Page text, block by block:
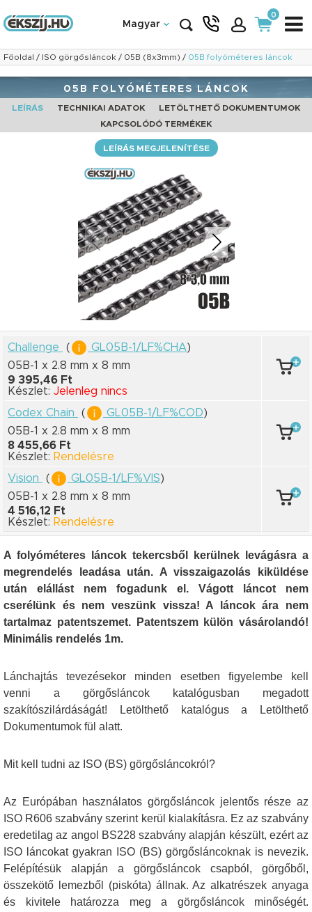
Magyar
0
Főoldal / ISO görgősláncok / 05B (8x3mm) / 05B folyóméteres láncok
05B FOLYÓMÉTERES LÁNCOK
LEÍRÁS TECHNIKAI ADATOK
LETÖLTHETŐ DOKUMENTUMOK
KAPCSOLÓDÓ TERMÉKEK
LEÍRÁS MEGJELENÍTÉSE
Challenge ( GL05B-1/LF%CHA)
05B-1 x 2.8 mm x 8 mm
9 395,46 Ft
Készlet: Jelenleg nincs
Codex Chain
( GL05B-1/LF%COD)
05B-1 x 2.8 mm x 8 mm
8 455,66 Ft
Készlet: Rendelésre
Vision
( GL05B-1/LF%VIS)
05B-1 x 2.8 mm x 8 mm
4 516,12 Ft
Készlet: Rendelésre
A folyóméteres láncok tekercsből kerülnek levágásra a
megrendelés leadása után. A visszaigazolás kiküldése
után elállást nem fogadunk el. Vágott láncot nem
cserélünk és nem veszünk vissza! A láncok ára nem
tartalmaz patentszemet. Patentszem külön vásárolandó!
Minimális rendelés 1m.
Lánchajtás tevezésekor minden esetben figyelembe kell
venni a görgősláncok katalógusban megadott
szakítószilárdáságát! Letölthető katalógus a Letölthető
Dokumentumok fül alatt.
Mit kell tudni az ISO (BS) görgősláncokról?
Az Európában használatos görgősláncok jelentős része az
ISO R606 szabvány szerint kerül kialakításra. Ez az szabvány
eredetilag az angol BS228 szabvány alapján készült, ezért az
ISO láncokat gyakran ISO (BS) görgősláncoknak is nevezik.
Felépítésük alapján a görgősláncok csapból, görgőből,
összekötő lemezből (piskóta) állnak. Az alkatrészek anyaga
és kivitele határozza meg a görgősláncok minőségét.